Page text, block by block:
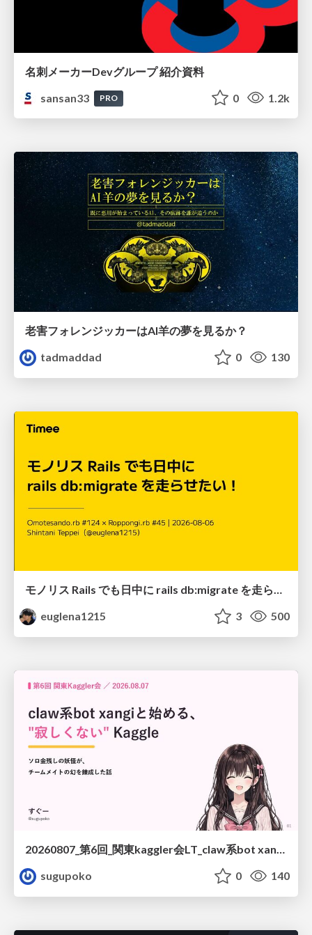
名刺メーカーDevグループ 紹介資料
sansan33
PRO 0 1.2k
老害フォレンジッカーはAI羊の夢を見るか？
tadmaddad
0 130
モノリス Rails でも日中に rails db:migrate を走らせたい！ / Daytime rails db:migrate on Monolithic Rails!
euglena1215
3 500
sugupoko
0 140